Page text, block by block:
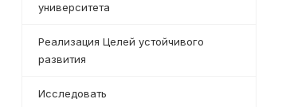
университета
Реализация Целей устойчивого
развития
Исследовать